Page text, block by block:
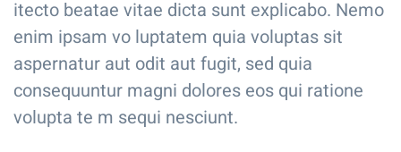
itecto beatae vitae dicta sunt explicabo. Nemo
enim ipsam vo luptatem quia voluptas sit
aspernatur aut odit aut fugit, sed quia
consequuntur magni dolores eos qui ratione
volupta te m sequi nesciunt.